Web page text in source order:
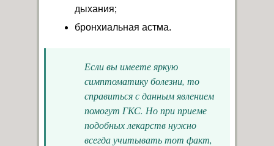
дыхания;
бронхиальная астма.
Если вы имеете яркую
симптоматику болезни, то
справиться с данным явлением
помогут ГКС. Но при приеме
подобных лекарств нужно
всегда учитывать тот факт,